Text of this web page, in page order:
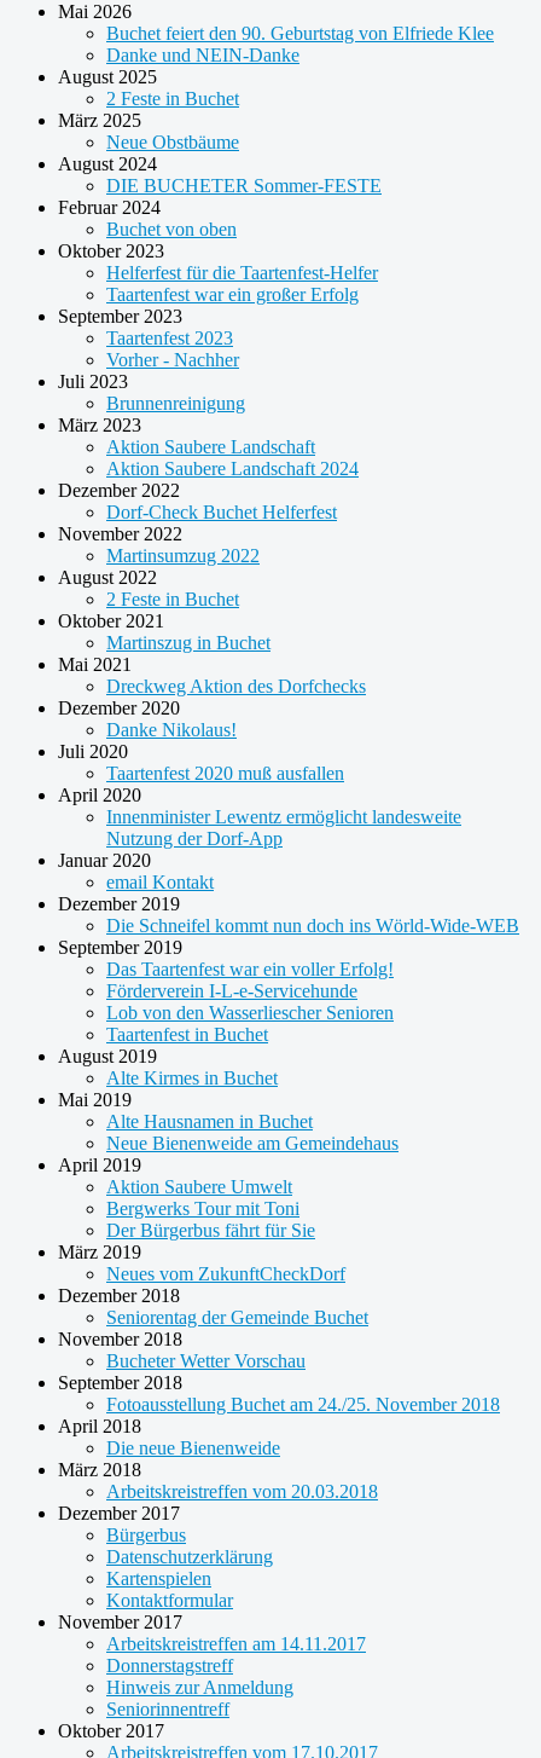
Mai 2026
Buchet feiert den 90. Geburtstag von Elfriede Klee
Danke und NEIN-Danke
August 2025
2 Feste in Buchet
März 2025
Neue Obstbäume
August 2024
DIE BUCHETER Sommer-FESTE
Februar 2024
Buchet von oben
Oktober 2023
Helferfest für die Taartenfest-Helfer
Taartenfest war ein großer Erfolg
September 2023
Taartenfest 2023
Vorher - Nachher
Juli 2023
Brunnenreinigung
März 2023
Aktion Saubere Landschaft
Aktion Saubere Landschaft 2024
Dezember 2022
Dorf-Check Buchet Helferfest
November 2022
Martinsumzug 2022
August 2022
2 Feste in Buchet
Oktober 2021
Martinszug in Buchet
Mai 2021
Dreckweg Aktion des Dorfchecks
Dezember 2020
Danke Nikolaus!
Juli 2020
Taartenfest 2020 muß ausfallen
April 2020
Innenminister Lewentz ermöglicht landesweite
Nutzung der Dorf-App
Januar 2020
email Kontakt
Dezember 2019
Die Schneifel kommt nun doch ins Wörld-Wide-WEB
September 2019
Das Taartenfest war ein voller Erfolg!
Förderverein I-L-e-Servicehunde
Lob von den Wasserliescher Senioren
Taartenfest in Buchet
August 2019
Alte Kirmes in Buchet
Mai 2019
Alte Hausnamen in Buchet
Neue Bienenweide am Gemeindehaus
April 2019
Aktion Saubere Umwelt
Bergwerks Tour mit Toni
Der Bürgerbus fährt für Sie
März 2019
Neues vom ZukunftCheckDorf
Dezember 2018
Seniorentag der Gemeinde Buchet
November 2018
Bucheter Wetter Vorschau
September 2018
Fotoausstellung Buchet am 24./25. November 2018
April 2018
Die neue Bienenweide
März 2018
Arbeitskreistreffen vom 20.03.2018
Dezember 2017
Bürgerbus
Datenschutzerklärung
Kartenspielen
Kontaktformular
November 2017
Arbeitskreistreffen am 14.11.2017
Donnerstagstreff
Hinweis zur Anmeldung
Seniorinnentreff
Oktober 2017
Arbeitskreistreffen vom 17.10.2017